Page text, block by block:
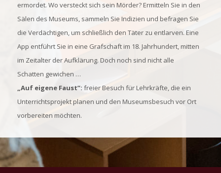
ermordet. Wo versteckt sich sein Mörder? Ermitteln Sie in den
Sälen des Museums, sammeln Sie Indizien und befragen Sie
die Verdächtigen, um schließlich den Täter zu entlarven. Eine
App entführt Sie in eine Grafschaft im 18. Jahrhundert, mitten
im Zeitalter der Aufklärung. Doch noch sind nicht alle
Schatten gewichen …
„Auf eigene Faust”: freier Besuch für Lehrkräfte, die ein
Unterrichtsprojekt planen und den Museumsbesuch vor Ort
vorbereiten möchten.